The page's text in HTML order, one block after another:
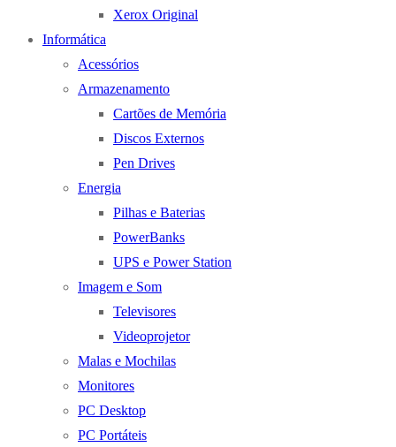
Xerox Original
Informática
Acessórios
Armazenamento
Cartões de Memória
Discos Externos
Pen Drives
Energia
Pilhas e Baterias
PowerBanks
UPS e Power Station
Imagem e Som
Televisores
Videoprojetor
Malas e Mochilas
Monitores
PC Desktop
PC Portáteis